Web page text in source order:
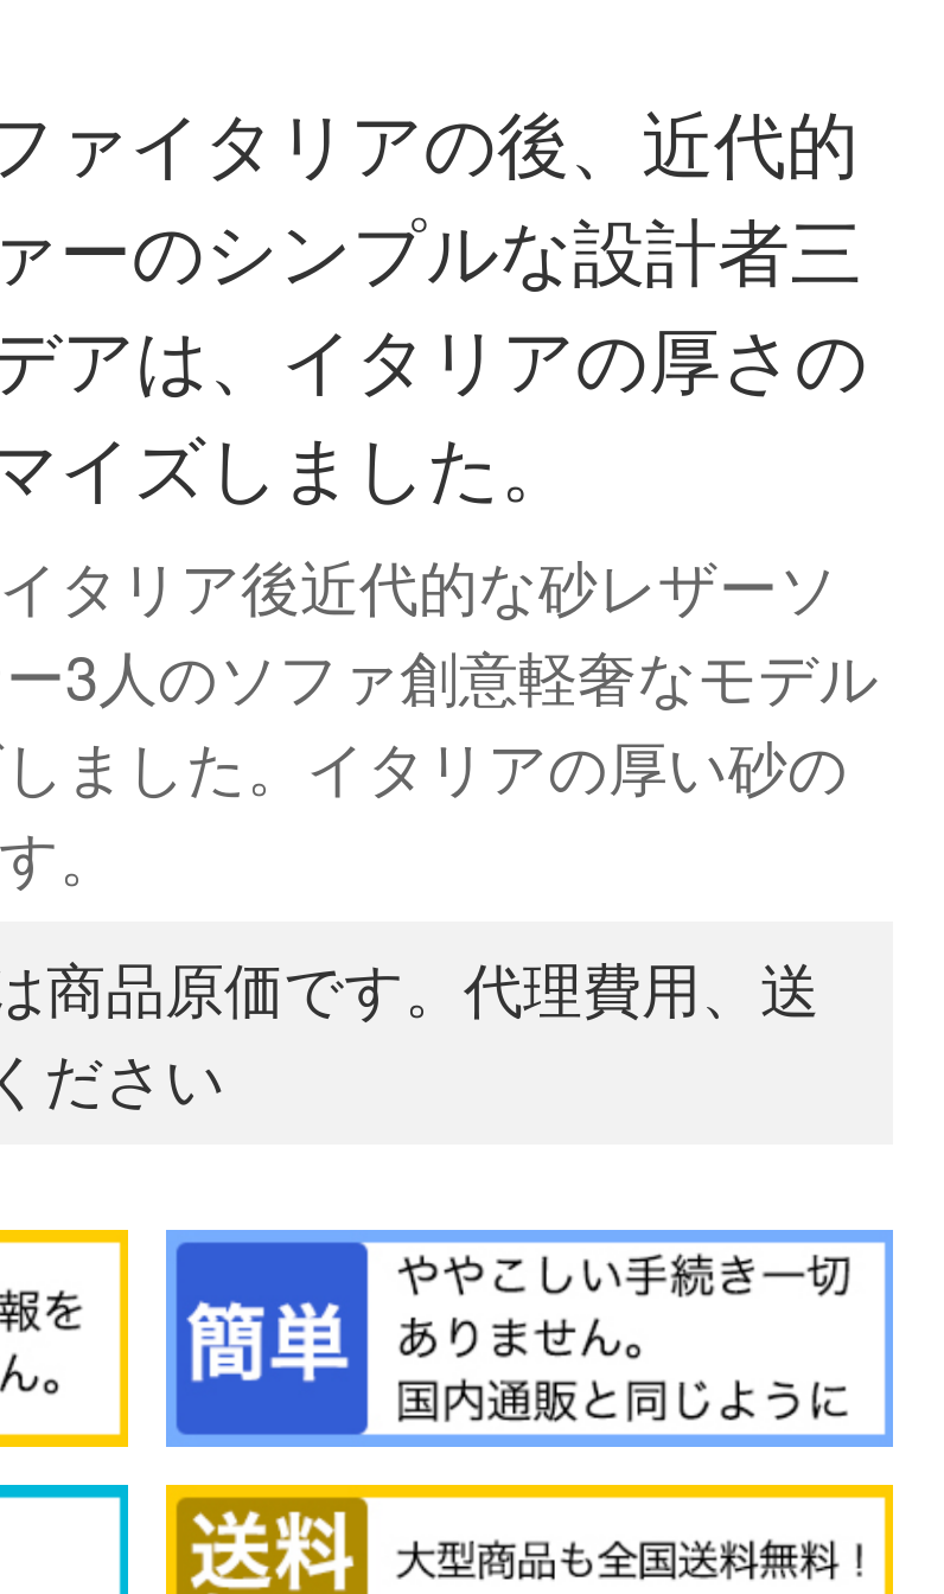
ァイタリアの後、近代的
ーのシンプルな設計者三
アは、イタリアの厚さの
イズしました。
タリア後近代的な砂レザーソ
3人のソファ創意軽奢なモデル
ました。イタリアの厚い砂の
。
商品原価です。代理費用、送
ださい